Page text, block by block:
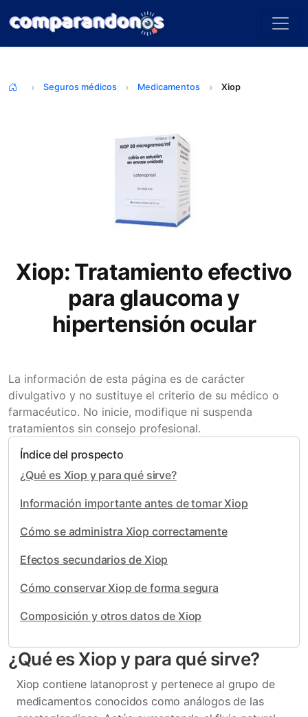
Seguros médicos Medicamentos Xiop
Xiop: Tratamiento efectivo
para glaucoma y
hipertensión ocular
La información de esta página es de carácter
divulgativo y no sustituye el criterio de su médico o
farmacéutico. No inicie, modifique ni suspenda
tratamientos sin consejo profesional.
Índice del prospecto
¿Qué es Xiop y para qué sirve?
Información importante antes de tomar Xiop
Cómo se administra Xiop correctamente
Efectos secundarios de Xiop
Cómo conservar Xiop de forma segura
Composición y otros datos de Xiop
¿Qué es Xiop y para qué sirve?
Xiop contiene latanoprost y pertenece al grupo de
medicamentos conocidos como análogos de las